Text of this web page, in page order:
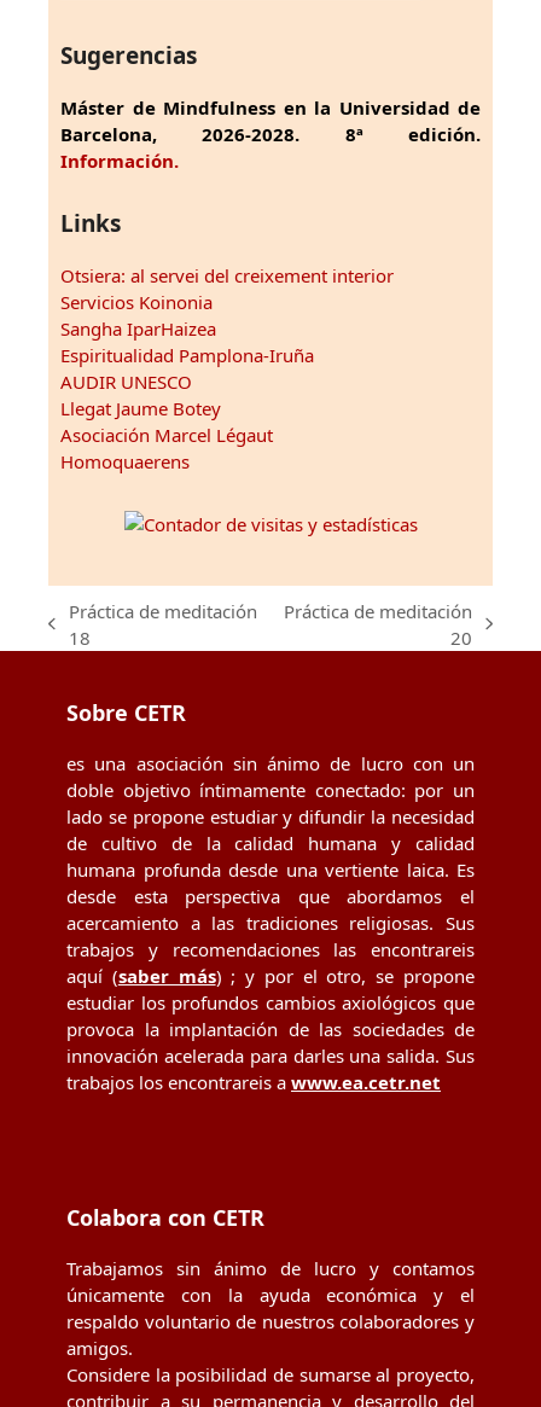
Sugerencias
Máster de Mindfulness en la Universidad de
Barcelona, 2026-2028. 8ª edición.
Información.
Links
Otsiera: al servei del creixement interior
Servicios Koinonia
Sangha IparHaizea
Espiritualidad Pamplona-Iruña
AUDIR UNESCO
Llegat Jaume Botey
Asociación Marcel Légaut
Homoquaerens
previous
Práctica de meditación
18
Práctica de meditación
20
Sobre CETR
es una asociación sin ánimo de lucro con un
doble objetivo íntimamente conectado: por un
lado se propone estudiar y difundir la necesidad
de cultivo de la calidad humana y calidad
humana profunda desde una vertiente laica. Es
desde esta perspectiva que abordamos el
acercamiento a las tradiciones religiosas. Sus
trabajos y recomendaciones las encontrareis
aquí (saber más) ; y por el otro, se propone
estudiar los profundos cambios axiológicos que
provoca la implantación de las sociedades de
innovación acelerada para darles una salida. Sus
trabajos los encontrareis a www.ea.cetr.net
Colabora con CETR
Trabajamos sin ánimo de lucro y contamos
únicamente con la ayuda económica y el
respaldo voluntario de nuestros colaboradores y
amigos.
Considere la posibilidad de sumarse al proyecto,
contribuir a su permanencia y desarrollo del